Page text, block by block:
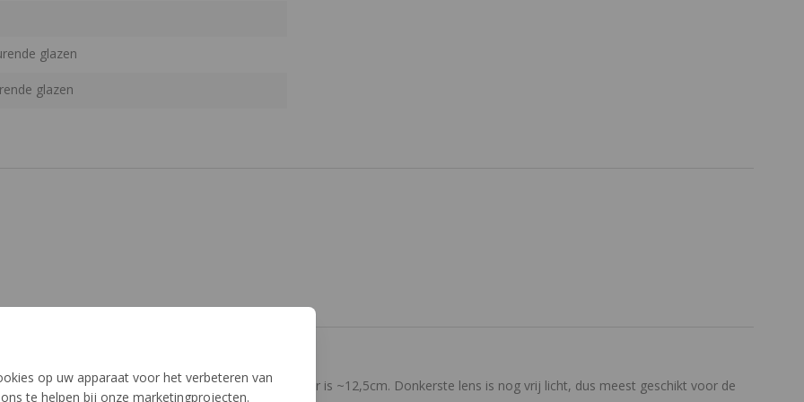
op uw apparaat voor het verbeteren van
te helpen bij onze marketingprojecten.
glazen
glazen
voor smaller hoofd. Afstand tussen de pootjes voor is ~12,5cm. Donkerste lens is nog vrij licht, dus meest geschikt voor de